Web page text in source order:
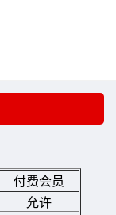
付费会员
允许